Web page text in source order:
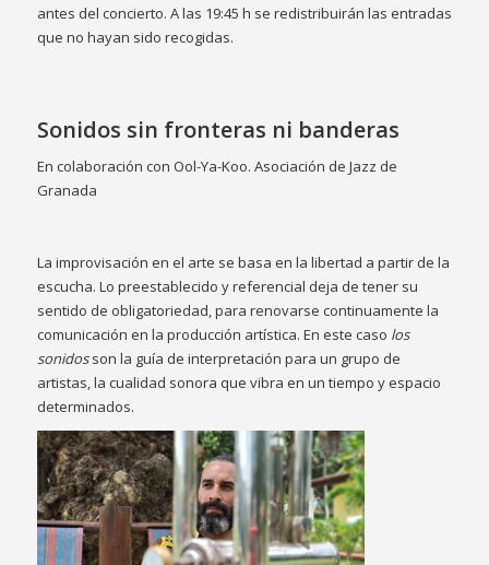
antes del concierto. A las 19:45 h se redistribuirán las entradas
que no hayan sido recogidas.
Sonidos sin fronteras ni banderas
En colaboración con Ool-Ya-Koo. Asociación de Jazz de
Granada
La improvisación en el arte se basa en la libertad a partir de la
escucha. Lo preestablecido y referencial deja de tener su
sentido de obligatoriedad, para renovarse continuamente la
comunicación en la producción artística. En este caso los
sonidosson la guía de interpretación para un grupo de
artistas, la cualidad sonora que vibra en un tiempo y espacio
determinados.